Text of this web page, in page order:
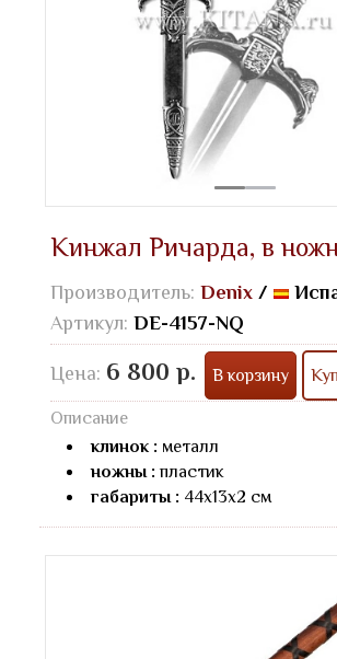
Кинжал Ричарда, в
Производитель: Denix /
Артикул: DE-4157-NQ
Цена: 6 800 р. В корзину
Описание
клинок : металл
ножны :пластик
габариты : 44х13x2 см